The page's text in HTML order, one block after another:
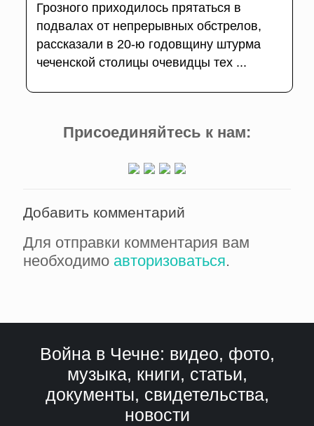
Грозного приходилось прятаться в
подвалах от непрерывных обстрелов,
рассказали в 20-ю годовщину штурма
чеченской столицы очевидцы тех ...
Присоединяйтесь к нам:
Добавить комментарий
Для отправки комментария вам
необходимо авторизоваться.
Война в Чечне: видео, фото,
музыка, книги, статьи,
документы, свидетельства,
новости